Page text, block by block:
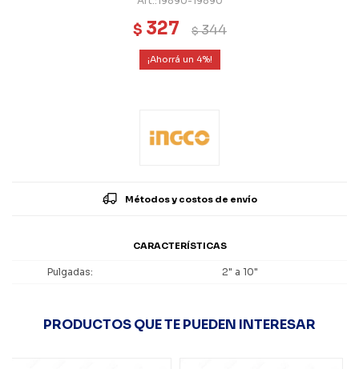
$ 327 $344
4
Métodos y costos de envío
CARACTERÍSTICAS
Pulgadas 2" a 10"
PRODUCTOS QUE TE PUEDEN INTERESAR